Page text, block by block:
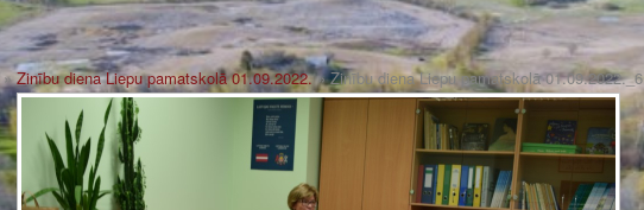
»Zinību diena Liepu pamatskolā 01.09.2022.» Zinību diena Liepu pamatskolā 01.09.2022._6